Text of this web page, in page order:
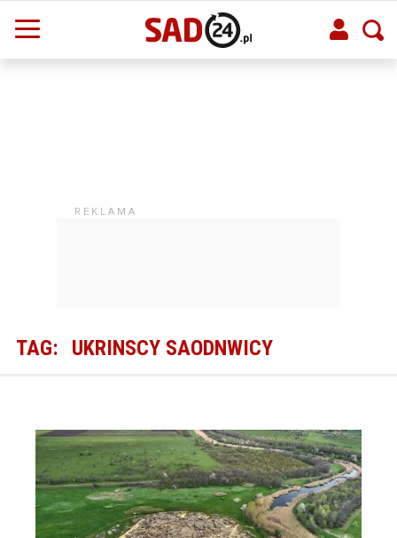
TAG: UKRINSCY SAODNWICY